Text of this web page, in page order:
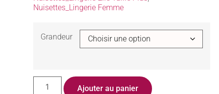
Nuisettes_Lingerie Femme
Grandeur
Ajouter au panier